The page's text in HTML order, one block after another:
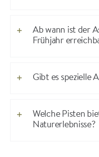
Ab wann ist der
Frühjahr
Gibt es spezielle
Welche Pisten
Naturerlebnisse?